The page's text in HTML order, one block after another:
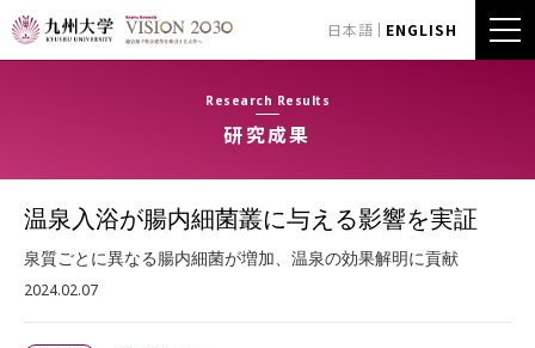
日本語 ENGLISH
Research Results
研究成果
温泉⼊浴が腸内細菌叢に与える影響を実証
泉質ごとに異なる腸内細菌が増加、温泉の効果解明に貢献
2024.02.07